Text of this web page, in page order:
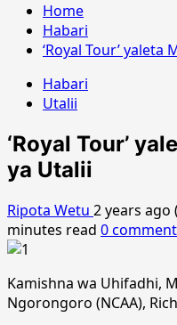
Home
Habari
‘Royal Tour’
Habari
Utalii
‘Royal Tour’
ya Utalii
Ripota Wetu 2 years ago
minutes read 0
Kamishna wa Uhifadhi,
Ngorongoro (NCAA),